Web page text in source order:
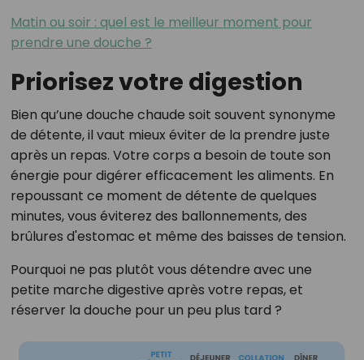
Matin ou soir : quel est le meilleur moment pour
prendre une douche ?
Priorisez votre digestion
Bien qu’une douche chaude soit souvent synonyme
de détente, il vaut mieux éviter de la prendre juste
après un repas. Votre corps a besoin de toute son
énergie pour digérer efficacement les aliments. En
repoussant ce moment de détente de quelques
minutes, vous éviterez des ballonnements, des
brûlures d'estomac et même des baisses de tension.
Pourquoi ne pas plutôt vous détendre avec une
petite marche digestive après votre repas, et
réserver la douche pour un peu plus tard ?